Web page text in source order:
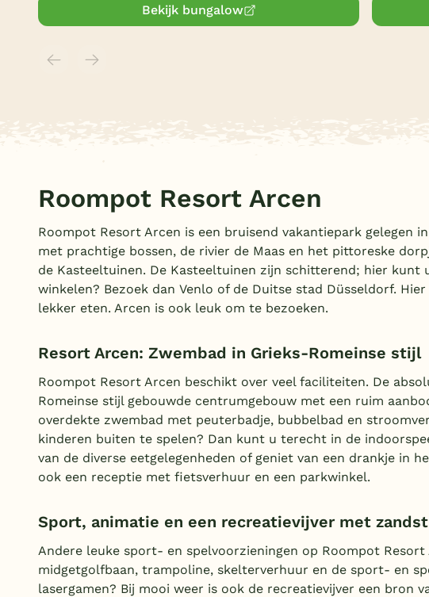
Bekijk bungalow
Roompot Resort Arcen
Roompot Resort Arcen is een bruisend vakantiepark gelegen
met prachtige bossen, de rivier de Maas en het pittoreske
de Kasteeltuinen. De Kasteeltuinen zijn schitterend; hier kunt
winkelen? Bezoek dan Venlo of de Duitse stad Düsseldorf.
lekker eten. Arcen is ook leuk om te bezoeken.
Resort Arcen: Zwembad in Grieks-Romeinse stijl
Roompot Resort Arcen beschikt over veel faciliteiten. De
Romeinse stijl gebouwde centrumgebouw met een ruim
overdekte zwembad met peuterbadje, bubbelbad en
kinderen buiten te spelen? Dan kunt u terecht in de
van de diverse eetgelegenheden of geniet van een drankje in
ook een receptie met fietsverhuur en een parkwinkel.
Sport, animatie en een recreatievijver met
Andere leuke sport- en spelvoorzieningen op Roompot
midgetgolfbaan, trampoline, skelterverhuur en de sport- en
lasergamen? Bij mooi weer is ook de recreatievijver een bron